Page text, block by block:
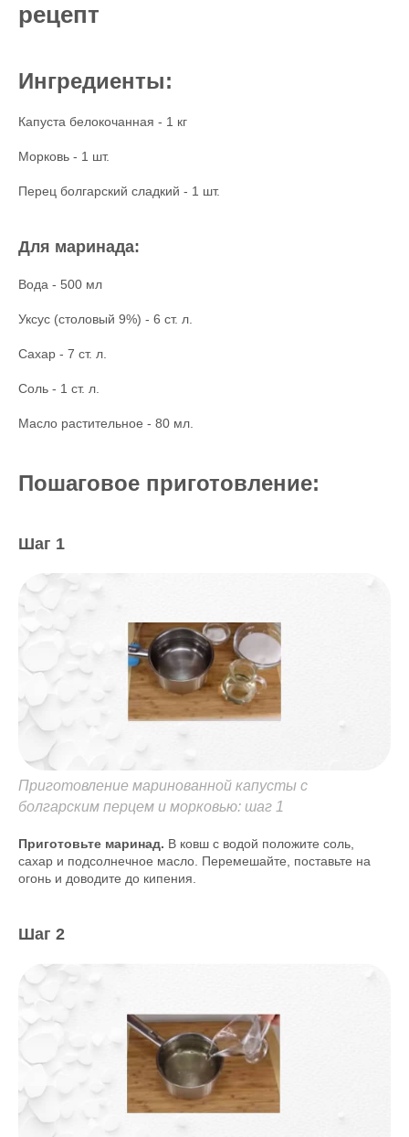
рецепт
Ингредиенты:
Капуста белокочанная - 1 кг
Морковь - 1 шт.
Перец болгарский сладкий - 1 шт.
Для маринада:
Вода - 500 мл
Уксус (столовый 9%) - 6 ст. л.
Сахар - 7 ст. л.
Соль - 1 ст. л.
Масло растительное - 80 мл.
Пошаговое приготовление:
Шаг 1
Приготовление маринованной капусты с
болгарским перцем и морковью: шаг 1
Приготовьте маринад. В ковш с водой положите соль,
сахар и подсолнечное масло. Перемешайте, поставьте на
огонь и доводите до кипения.
Шаг 2